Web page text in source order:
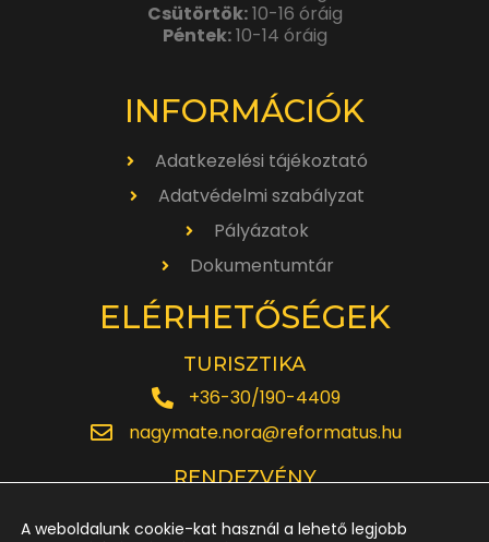
Csütörtök:10-16 óráig
Péntek:10-14 óráig
INFORMÁCIÓK
Adatkezelési tájékoztató
Adatvédelmi szabályzat
Pályázatok
Dokumentumtár
ELÉRHETŐSÉGEK
TURISZTIKA
+36-30/190-4409
nagymate.nora@reformatus.hu
RENDEZVÉNY
A weboldalunk cookie-kat használ a lehető legjobb